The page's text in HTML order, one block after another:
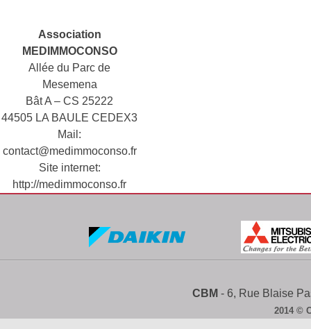
Association
MEDIMMOCONSO
Allée du Parc de
Mesemena
Bât A – CS 25222
44505 LA BAULE CEDEX3
Mail:
contact@medimmoconso.fr
Site internet:
http://medimmoconso.fr
CBM - 6, Rue Blaise
2014 ©